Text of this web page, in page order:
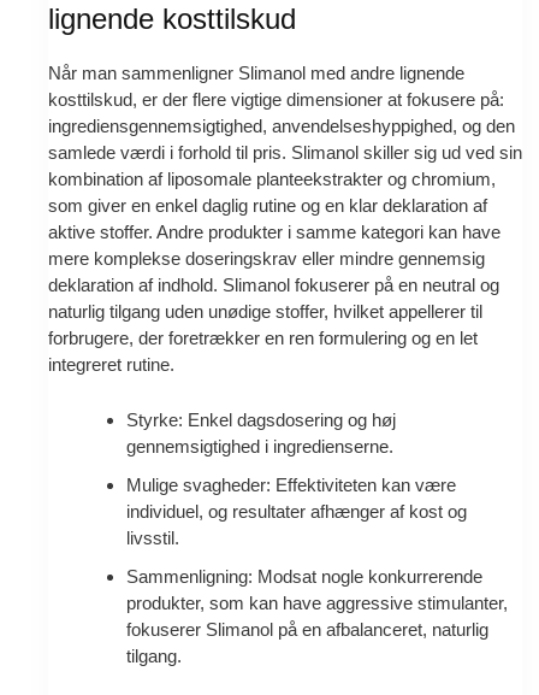
lignende kosttilskud
Når man sammenligner Slimanol med andre lignende
kosttilskud, er der flere vigtige dimensioner at fokusere på:
ingrediensgennemsigtighed, anvendelseshyppighed, og den
samlede værdi i forhold til pris. Slimanol skiller sig ud ved sin
kombination af liposomale planteekstrakter og chromium,
som giver en enkel daglig rutine og en klar deklaration af
aktive stoffer. Andre produkter i samme kategori kan have
mere komplekse doseringskrav eller mindre gennemsig
deklaration af indhold. Slimanol fokuserer på en neutral og
naturlig tilgang uden unødige stoffer, hvilket appellerer til
forbrugere, der foretrækker en ren formulering og en let
integreret rutine.
Styrke: Enkel dagsdosering og høj
gennemsigtighed i ingredienserne.
Mulige svagheder: Effektiviteten kan være
individuel, og resultater afhænger af kost og
livsstil.
Sammenligning: Modsat nogle konkurrerende
produkter, som kan have aggressive stimulanter,
fokuserer Slimanol på en afbalanceret, naturlig
tilgang.